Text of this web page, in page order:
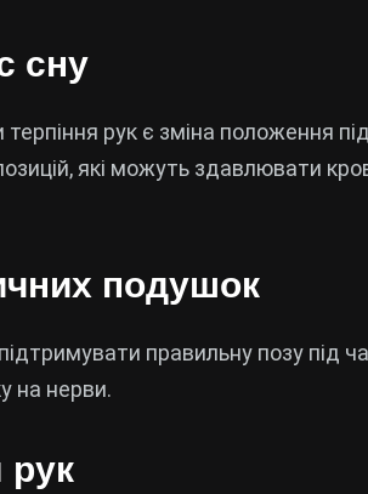
сну
рук є зміна положення
які можуть здавлювати
подушок
правильну позу під
на нерви.
рук